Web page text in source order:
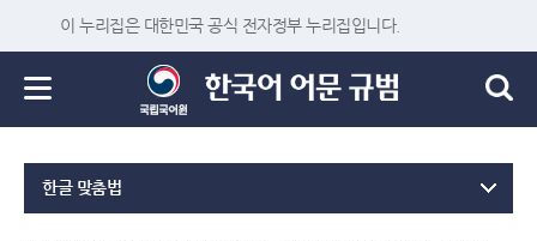
이 누리집은 대한민국 공식 전자정부 누리집입니다.
한글 맞춤법